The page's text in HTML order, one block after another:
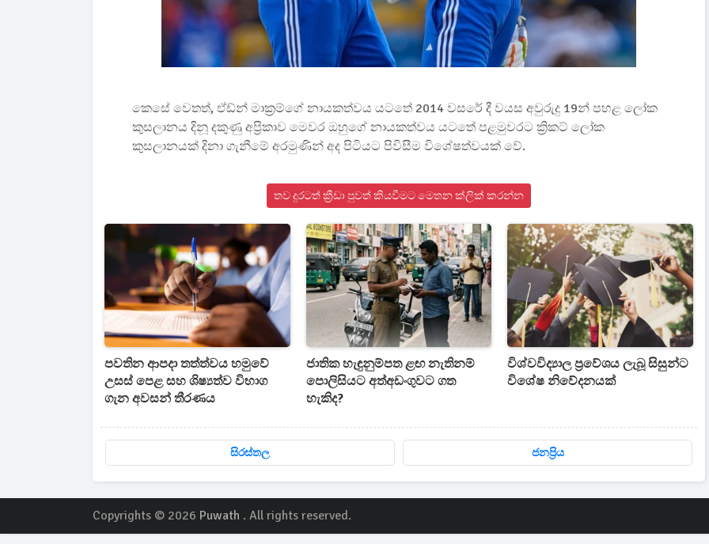
කෙසේ වෙතත්, ඒඩ්න් මාක්‍රම්ගේ නායකත්වය යටතේ 2014 වසරේ දී වයස අවුරුදු 19න් පහළ ලෝක
කුසලානය දිනූ දකුණු අප්‍රිකාව මෙවර ඔහුගේ නායකත්වය යටතේ පළමුවරට ක්‍රිකට් ලෝක
කුසලානයක් දිනා ගැනීමේ අරමුණින් අද පිටියට පිවිසීම විශේෂත්වයක් වේ.
තව දුරටත් ක්‍රීඩා පුවත් කියවීමට මෙතන ක්ලික් කරන්න
පවතින ආපදා තත්ත්වය හමුවේ
උසස් පෙළ සහ ශිෂ්‍යත්ව විභාග
ගැන අවසන් තීරණය
ජාතික හැඳුනුම්පත ළඟ නැතිනම්
පොලිසියට අත්අඩංගුවට ගත
හැකිද?
විශ්වවිද්‍යාල ප්‍රවේශය ලැබූ සිසුන්ට
විශේෂ නිවේදනයක්
සිරස්තල ජනප්‍රිය
Copyrights © 2026 Puwath . All rights reserved.